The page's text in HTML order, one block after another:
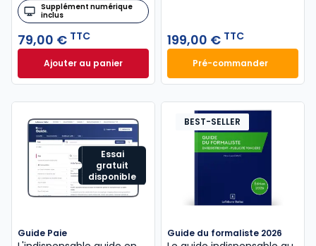
Supplément numérique
inclus
79,00 € TTC
Ajouter au panierCode du travail 2026, annoté, commenté en ligne à
199,00 € TTC
Pré-commander
Mémento
Essai
gratuit
disponible
Guide Paie
BEST-SELLER
Guide du formaliste 2026